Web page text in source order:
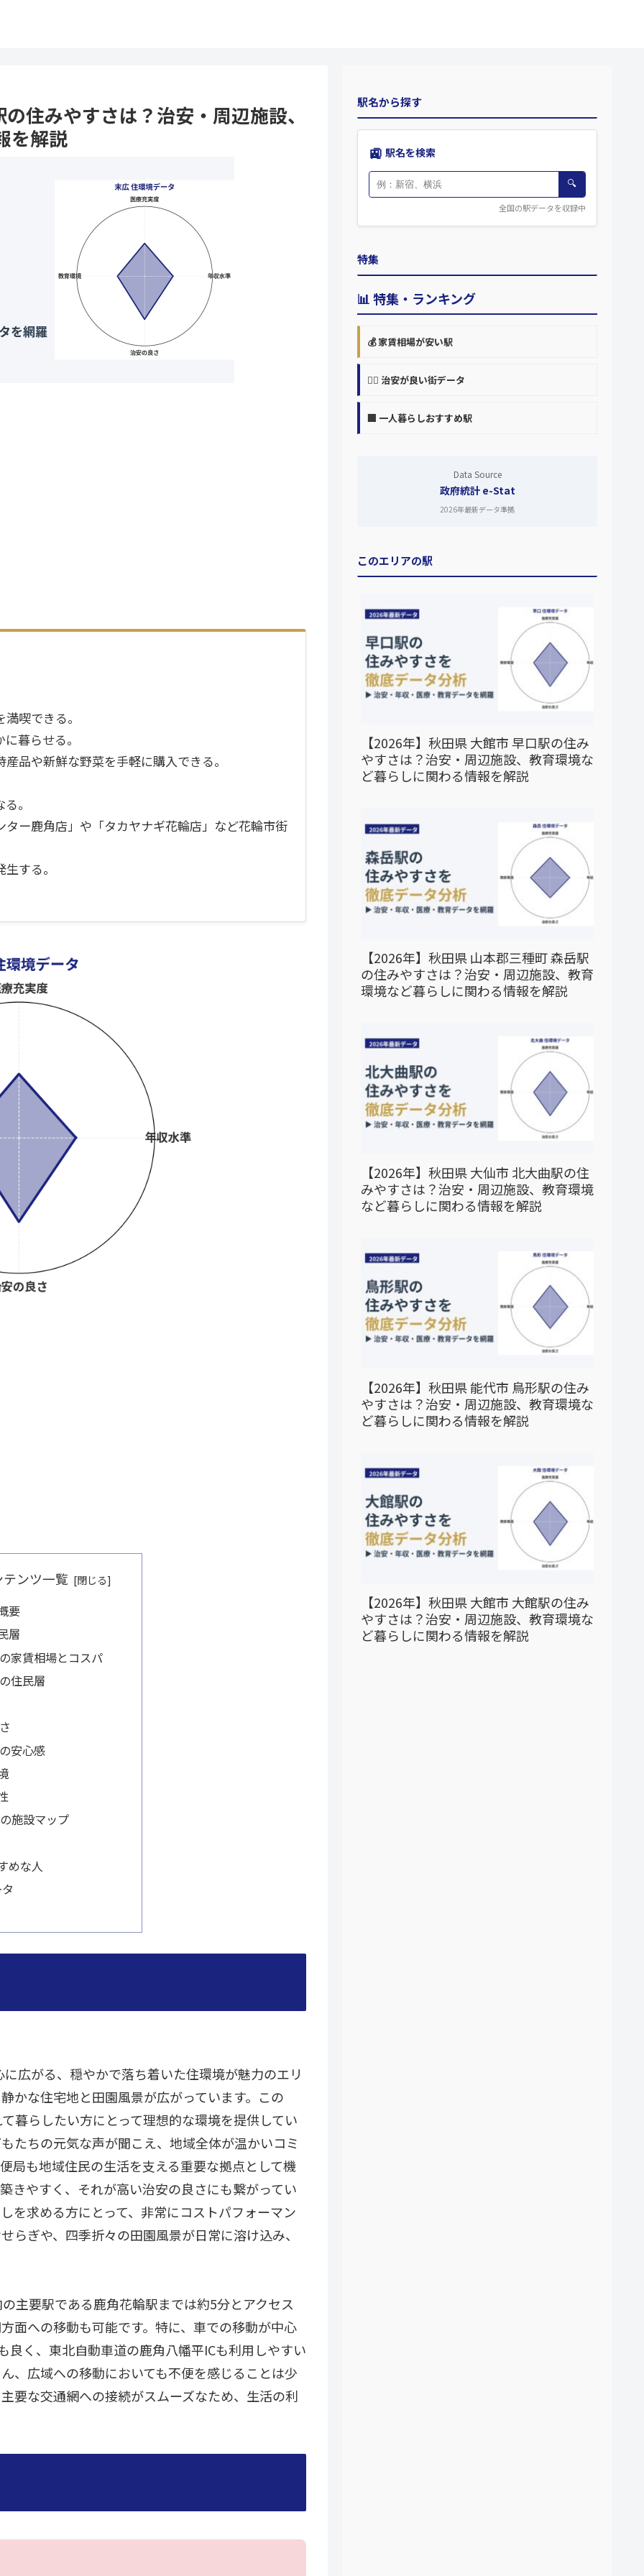
住みやすさは？治安・周辺施設、
を解説
喫できる。
暮らせる。
品や新鮮な野菜を手軽に購入できる。
。
ー鹿角店」や「タカヤナギ花輪店」など花輪市街
する。
ンツ一覧
要
層
家賃相場とコスパ
住民層
安心感
施設マップ
めな人
広がる、穏やかで落ち着いた住環境が魅力のエリ
かな住宅地と田園風景が広がっています。この
暮らしたい方にとって理想的な環境を提供してい
たちの元気な声が聞こえ、地域全体が温かいコミ
局も地域住民の生活を支える重要な拠点として機
きやすく、それが高い治安の良さにも繋がってい
を求める方にとって、非常にコストパフォーマン
らぎや、四季折々の田園風景が日常に溶け込み、
主要駅である鹿角花輪駅までは約5分とアクセス
面への移動も可能です。特に、車での移動が中心
良く、東北自動車道の鹿角八幡平ICも利用しやすい
、広域への移動においても不便を感じることは少
要な交通網への接続がスムーズなため、生活の利
駅名から探す
🚉 駅名を検索
🔍
全国の駅データを収録中
特集
📊 特集・ランキング
💰 家賃相場が安い駅
👮‍♀️ 治安が良い街データ
🏢 一人暮らしおすすめ駅
Data Source
政府統計 e-Stat
2026年最新データ準拠
このエリアの駅
【2026年】秋田県 大館市 早口駅の住み
やすさは？治安・周辺施設、教育環境な
ど暮らしに関わる情報を解説
【2026年】秋田県 山本郡三種町 森岳駅
の住みやすさは？治安・周辺施設、教育
環境など暮らしに関わる情報を解説
【2026年】秋田県 大仙市 北大曲駅の住
みやすさは？治安・周辺施設、教育環境
など暮らしに関わる情報を解説
【2026年】秋田県 能代市 鳥形駅の住み
やすさは？治安・周辺施設、教育環境な
ど暮らしに関わる情報を解説
【2026年】秋田県 大館市 大館駅の住み
やすさは？治安・周辺施設、教育環境な
ど暮らしに関わる情報を解説